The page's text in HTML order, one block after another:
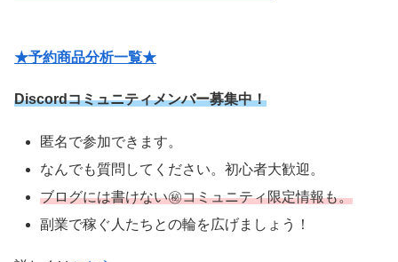
★予約商品分析一覧★
Discordコミュニティメンバー募集中！
匿名で参加できます。
なんでも質問してください。初心者大歓迎。
ブログには書けない㊙コミュニティ限定情報も。
副業で稼ぐ人たちとの輪を広げましょう！